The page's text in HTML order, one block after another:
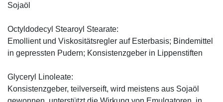
Sojaöl
Octyldodecyl Stearoyl Stearate:
Emollient und Viskositätsregler auf Esterbasis; Bindemittel
in gepressten Pudern; Konsistenzgeber in Lippenstiften
Glyceryl Linoleate:
Konsistenzgeber, teilverseift, wird meistens aus Sojaöl